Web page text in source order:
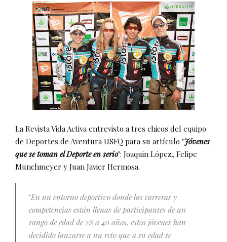
La Revista Vida Activa entrevisto a tres chicos del equipo
de Deportes de Aventura USFQ para su artículo "Jóvenes
que se toman el Deporte en serio": Joaquin López, Felipe
Munchmeyer y Juan Javier Hermosa.
"En un entorno deportivo donde las carreras y
competencias están llenas de participantes de un
rango de edad de 28 a 40 años, estos jóvenes han
decidido lanzarse a un reto que a su edad se